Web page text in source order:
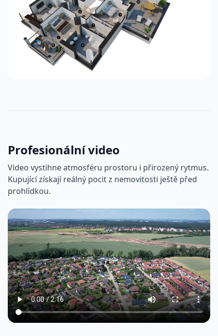
Profesionální video
Video vystihne atmosféru prostoru i přirozený rytmus.
Kupující získají reálný pocit z nemovitosti ještě před
prohlídkou.